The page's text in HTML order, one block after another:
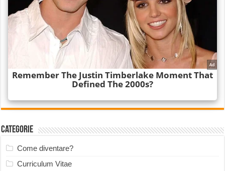
Categorie
Come diventare?
Curriculum Vitae